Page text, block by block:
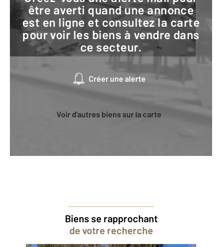
être averti quand une annonce
est en ligne et consultez la carte
pour voir les biens à vendre dans
ce secteur.
Créer une alerte
Voir d'autres biens sur la carte
Biens se rapprochant
de votre recherche